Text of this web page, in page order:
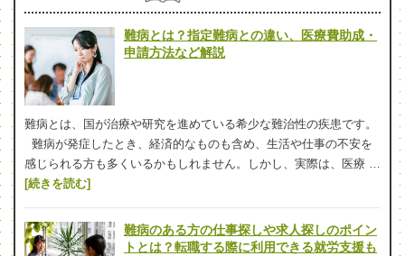
難病とは？指定難病との違い、医療費助成・
申請方法など解説
難病とは、国が治療や研究を進めている希少な難治性の疾患です。
難病が発症したとき、経済的なものも含め、生活や仕事の不安を
感じられる方も多くいるかもしれません。しかし、実際は、医療 …
[続きを読む]
難病のある方の仕事探しや求人探しのポイン
トとは？転職する際に利用できる就労支援も